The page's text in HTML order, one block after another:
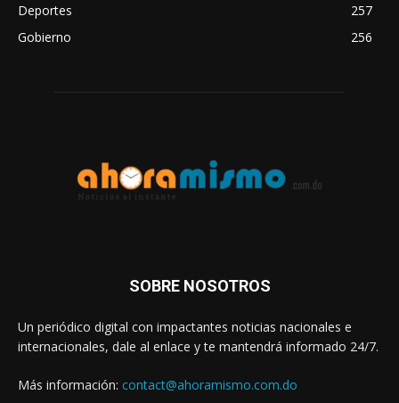
Deportes
257
Gobierno
256
SOBRE NOSOTROS
Un periódico digital con impactantes noticias nacionales e
internacionales, dale al enlace y te mantendrá informado 24/7.
Más información: contact@ahoramismo.com.do